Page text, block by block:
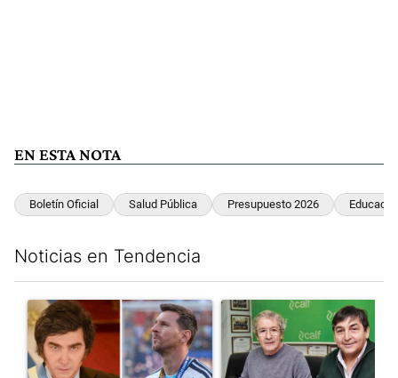
EN ESTA NOTA
Boletín Oficial Salud Pública Presupuesto 2026
Noticias en Tendencia
Un artículo de tendencia con el título "Milei despidió a Jorge
Un artículo de tendencia con